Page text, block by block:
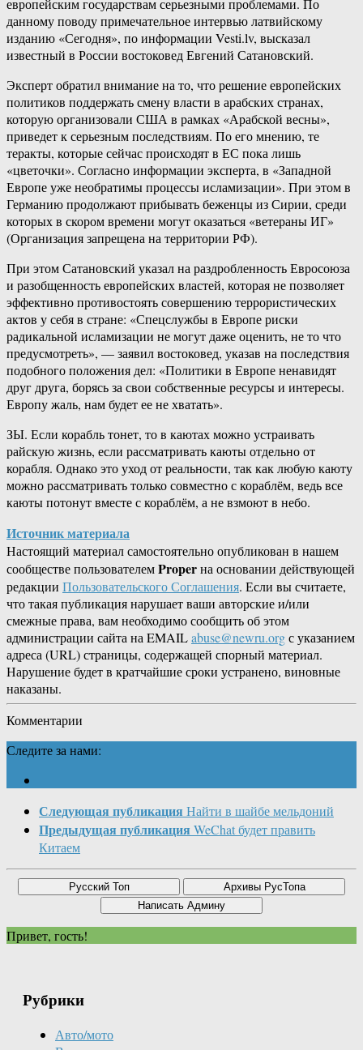
европейским государствам серьезными проблемами. По
данному поводу примечательное интервью латвийскому
изданию «Сегодня», по информации Vesti.lv, высказал
известный в России востоковед Евгений Сатановский.
Эксперт обратил внимание на то, что решение европейских
политиков поддержать смену власти в арабских странах,
которую организовали США в рамках «Арабской весны»,
приведет к серьезным последствиям. По его мнению, те
теракты, которые сейчас происходят в ЕС пока лишь
«цветочки». Согласно информации эксперта, в «Западной
Европе уже необратимы процессы исламизации». При этом в
Германию продолжают прибывать беженцы из Сирии, среди
которых в скором времени могут оказаться «ветераны ИГ»
(Организация запрещена на территории РФ).
При этом Сатановский указал на раздробленность Евросоюза
и разобщенность европейских властей, которая не позволяет
эффективно противостоять совершению террористических
актов у себя в стране: «Спецслужбы в Европе риски
радикальной исламизации не могут даже оценить, не то что
предусмотреть», — заявил востоковед, указав на последствия
подобного положения дел: «Политики в Европе ненавидят
друг друга, борясь за свои собственные ресурсы и интересы.
Европу жаль, нам будет ее не хватать».
ЗЫ. Если корабль тонет, то в каютах можно устраивать
райскую жизнь, если рассматривать каюты отдельно от
корабля. Однако это уход от реальности, так как любую каюту
можно рассматривать только совместно с кораблём, ведь все
каюты потонут вместе с кораблём, а не взмоют в небо.
Источник материала
Настоящий материал самостоятельно опубликован в нашем
сообществе пользователемProperна основании действующей
редакции Пользовательского Соглашения. Если вы считаете,
что такая публикация нарушает ваши авторские и/или
смежные права, вам необходимо сообщить об этом
администрации сайта на EMAILabuse@newru.orgс указанием
адреса (URL) страницы, содержащей спорный материал.
Нарушение будет в кратчайшие сроки устранено, виновные
наказаны.
Комментарии
Следите за нами:
Следующая публикация Найти в шайбе мельдоний
Предыдущая публикация WeChat будет править
Китаем
Привет, гость!
Рубрики
Авто/мото